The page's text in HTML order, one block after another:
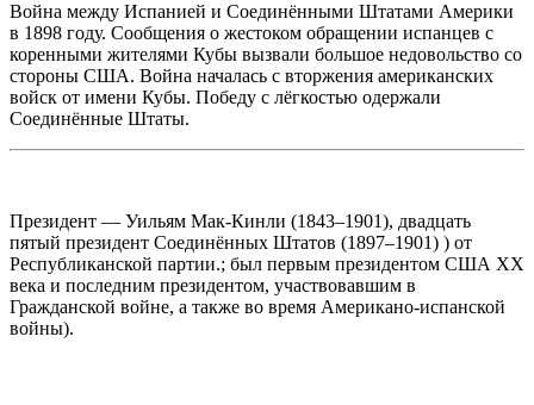
Война между Испанией и Соединёнными Штатами Америки
в 1898 году. Сообщения о жестоком обращении испанцев с
коренными жителями Кубы вызвали большое недовольство со
стороны США. Война началась с вторжения американских
войск от имени Кубы. Победу с лёгкостью одержали
Соединённые Штаты.
Президент — Уильям Мак-Кинли (1843–1901), двадцать
пятый президент Соединённых Штатов (1897–1901) ) от
Республиканской партии.; был первым президентом США XX
века и последним президентом, участвовавшим в
Гражданской войне, а также во время Американо-испанской
войны).